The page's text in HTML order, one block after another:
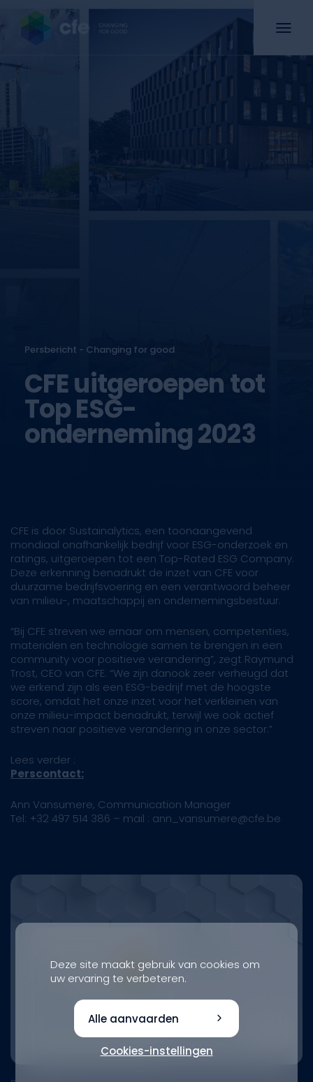
Persbericht - Changing for good
CFE uitgeroepen tot
Top ESG-
onderneming 2023
CFE is door Sustainalytics, een toonaangevend
mondiaal onafhankelijk bedrijf voor ESG-onderzoek en
ratings, uitgeroepen tot een Top-Rated ESG Company.
Deze erkenning benadrukt de inzet van CFE voor
duurzame bedrijfsvoering en een verantwoord beheer
van milieu-, maatschappij en ondernemingsbestuur.
“Bij CFE streven we ernaar om mensen, competenties,
materialen en technologie samen te brengen in een
community voor positieve verandering”, zegt Raymund
Trost, CEO van CFE. “We zijn danook zeer verheugd dat
we erkend zijn als een ESG-bedrijf met de hoogste
score, omdat het onze inzet voor het verkleinen van
onze milieu-impact benadrukt, terwijl we ook actief
streven naar positieve verandering in onze sector.”
Lees verder :
Perscontact:
Ann Vansumere, Communication Manager
Tel: +32 497 514 386 – mail : ann_vansumere@cfe.be
Deze site maakt gebruik van cookies om
uw ervaring te verbeteren.
Alle aanvaarden
Cookies-instellingen